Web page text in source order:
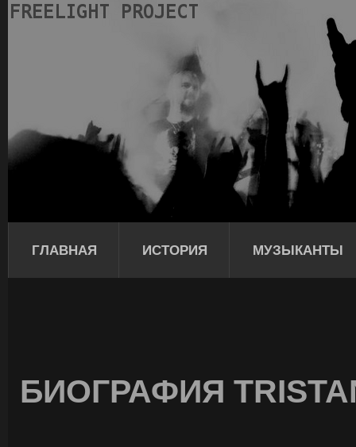
ГЛАВНАЯ ИСТОРИЯ МУЗЫКАНТЫ
БИОГРАФИЯ